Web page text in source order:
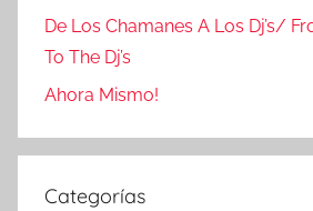
De Los Chamanes A Los Dj’s/
To The Dj’s
Ahora Mismo!
Categorías